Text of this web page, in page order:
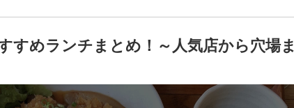
すめランチまとめ！～人気店から穴場ま